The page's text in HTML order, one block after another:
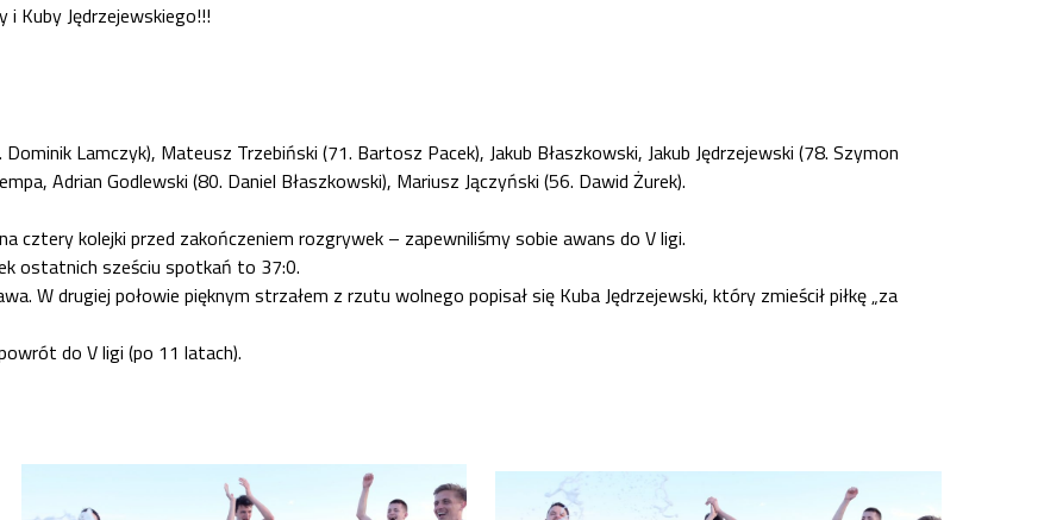
Kuby Jędrzejewskiego!!!
Lamczyk), Mateusz Trzebiński (71. Bartosz Pacek), Jakub Błaszkowski, Jakub Jędrzejewski (78. Szymon
Adrian Godlewski (80. Daniel Błaszkowski), Mariusz Jączyński (56. Dawid Żurek).
cztery kolejki przed zakończeniem rozgrywek – zapewniliśmy sobie awans do V ligi.
ostatnich sześciu spotkań to 37:0.
W drugiej połowie pięknym strzałem z rzutu wolnego popisał się Kuba Jędrzejewski, który zmieścił piłkę „za
do V ligi (po 11 latach).